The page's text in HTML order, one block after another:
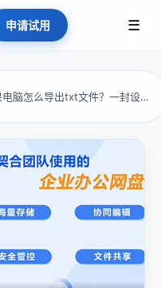
申请试用 ☰
苹果电脑怎么导出txt文件？一封设计总监的吐...